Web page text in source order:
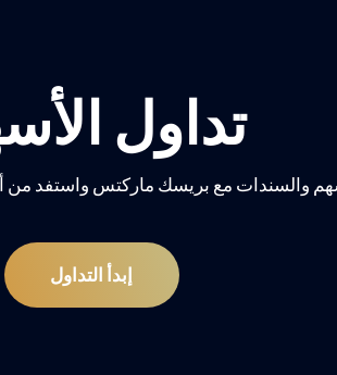
تداول
والسندات مع بريسك ماركتس واستفد
إبدأ التداول